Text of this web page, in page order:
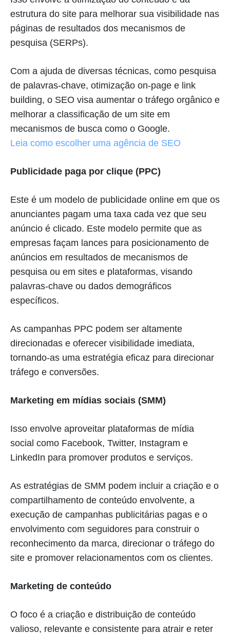
estrutura do site para melhorar sua visibilidade nas
páginas de resultados dos mecanismos de
pesquisa (SERPs).
Com a ajuda de diversas técnicas, como pesquisa
de palavras-chave, otimização on-page e link
building, o SEO visa aumentar o tráfego orgânico e
melhorar a classificação de um site em
mecanismos de busca como o Google.
Leia como escolher uma agência de SEO
Publicidade paga por clique (PPC)
Este é um modelo de publicidade online em que os
anunciantes pagam uma taxa cada vez que seu
anúncio é clicado. Este modelo permite que as
empresas façam lances para posicionamento de
anúncios em resultados de mecanismos de
pesquisa ou em sites e plataformas, visando
palavras-chave ou dados demográficos
específicos.
As campanhas PPC podem ser altamente
direcionadas e oferecer visibilidade imediata,
tornando-as uma estratégia eficaz para direcionar
tráfego e conversões.
Marketing em mídias sociais (SMM)
Isso envolve aproveitar plataformas de mídia
social como Facebook, Twitter, Instagram e
LinkedIn para promover produtos e serviços.
As estratégias de SMM podem incluir a criação e o
compartilhamento de conteúdo envolvente, a
execução de campanhas publicitárias pagas e o
envolvimento com seguidores para construir o
reconhecimento da marca, direcionar o tráfego do
site e promover relacionamentos com os clientes.
Marketing de conteúdo
O foco é a criação e distribuição de conteúdo
valioso, relevante e consistente para atrair e reter